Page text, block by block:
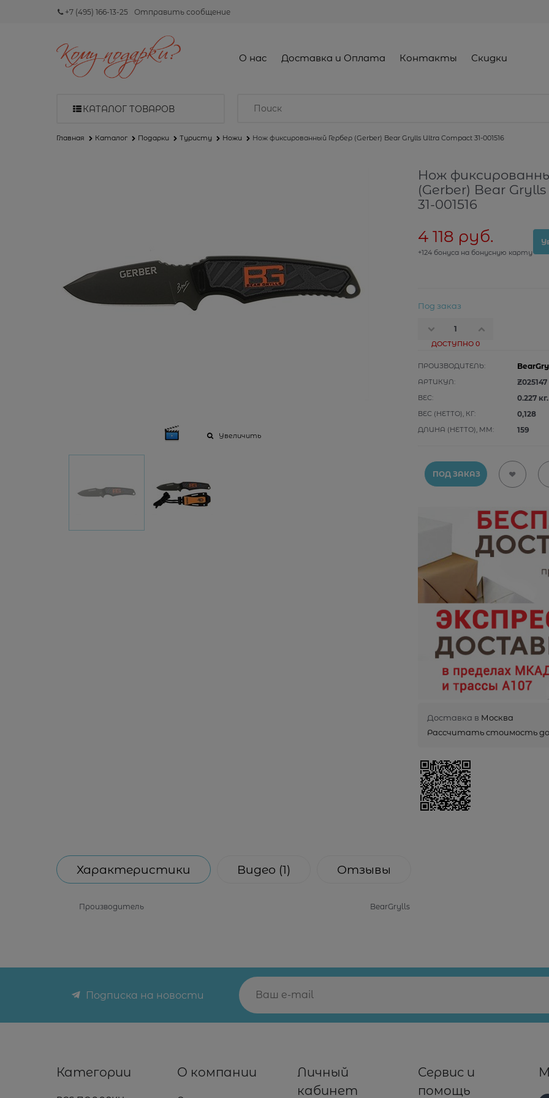
+7 (495) 166-13-25 Отправить сообщение
О нас Доставка и Оплата Контакты Скидки
КАТАЛОГ ТОВАРОВ
Главная Каталог Подарки Туристу Ножи Нож фиксированный Гербер (Gerber) Bear Grylls Ultra Compact 31-001516
Увеличить
Нож
(Gerber) Bear
31-001516
4 118 руб.
+124 бонуса на бонусную карту
Под заказ
ДОСТУПНО 0
ПРОИЗВОДИТЕЛЬ:
АРТИКУЛ: Z025147
ВЕС: 0.227кг.
ВЕС (НЕТТО), КГ: 0,128
ДЛИНА (НЕТТО), ММ: 159
ПОД ЗАКАЗ
Доставка в Москва
Рассчитать стоимость
Характеристики Видео (1) Отзывы
Производитель BearGrylls
Подписка на новости
Категории О компании
Личный
кабинет
Сервис и
помощь